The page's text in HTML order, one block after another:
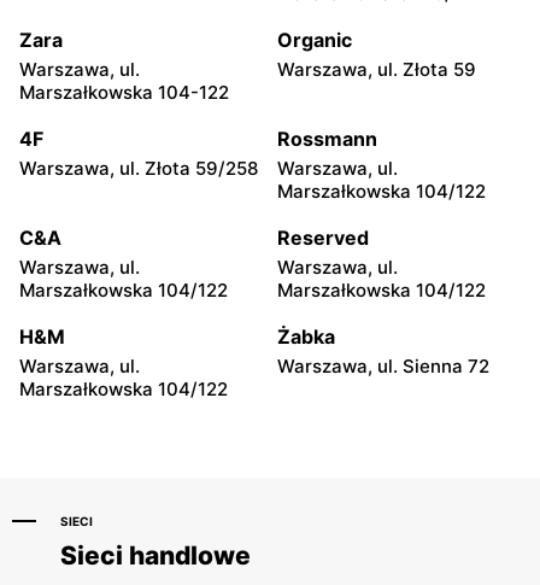
Konstytucji 3 Maja 5
Sinsay Sinsay
2B
Sinsay
Warszawska 119
Sinsay
Sowińskiego 62
Sinsay
Wyklętych 12
Sinsay
Władysławowo 68
Sinsay Sinsay
Zara
Warszawa, ul.
Marszałkowska 104-122
Organic
Warszawa, ul. Złota 59
4F
Warszawa, ul. Złota 59/258
Rossmann
Warszawa, ul.
Marszałkowska 104/122
C&A
Warszawa, ul.
Marszałkowska 104/122
Reserved
Warszawa, ul.
Marszałkowska 104/122
H&M
Warszawa, ul.
Marszałkowska 104/122
Żabka
Warszawa, ul. Sienna 72
SIECI
Sieci handlowe